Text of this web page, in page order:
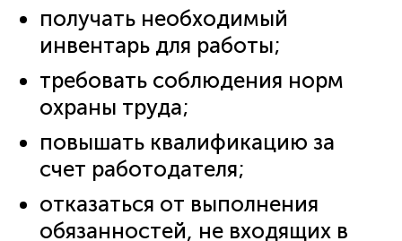
получать необходимый
инвентарь для работы;
требовать соблюдения норм
охраны труда;
повышать квалификацию за
счет работодателя;
отказаться от выполнения
обязанностей, не входящих в